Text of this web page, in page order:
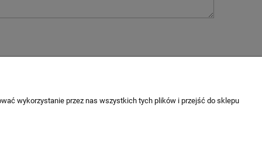
wykorzystanie przez nas wszystkich tych plików i przejść do sklepu